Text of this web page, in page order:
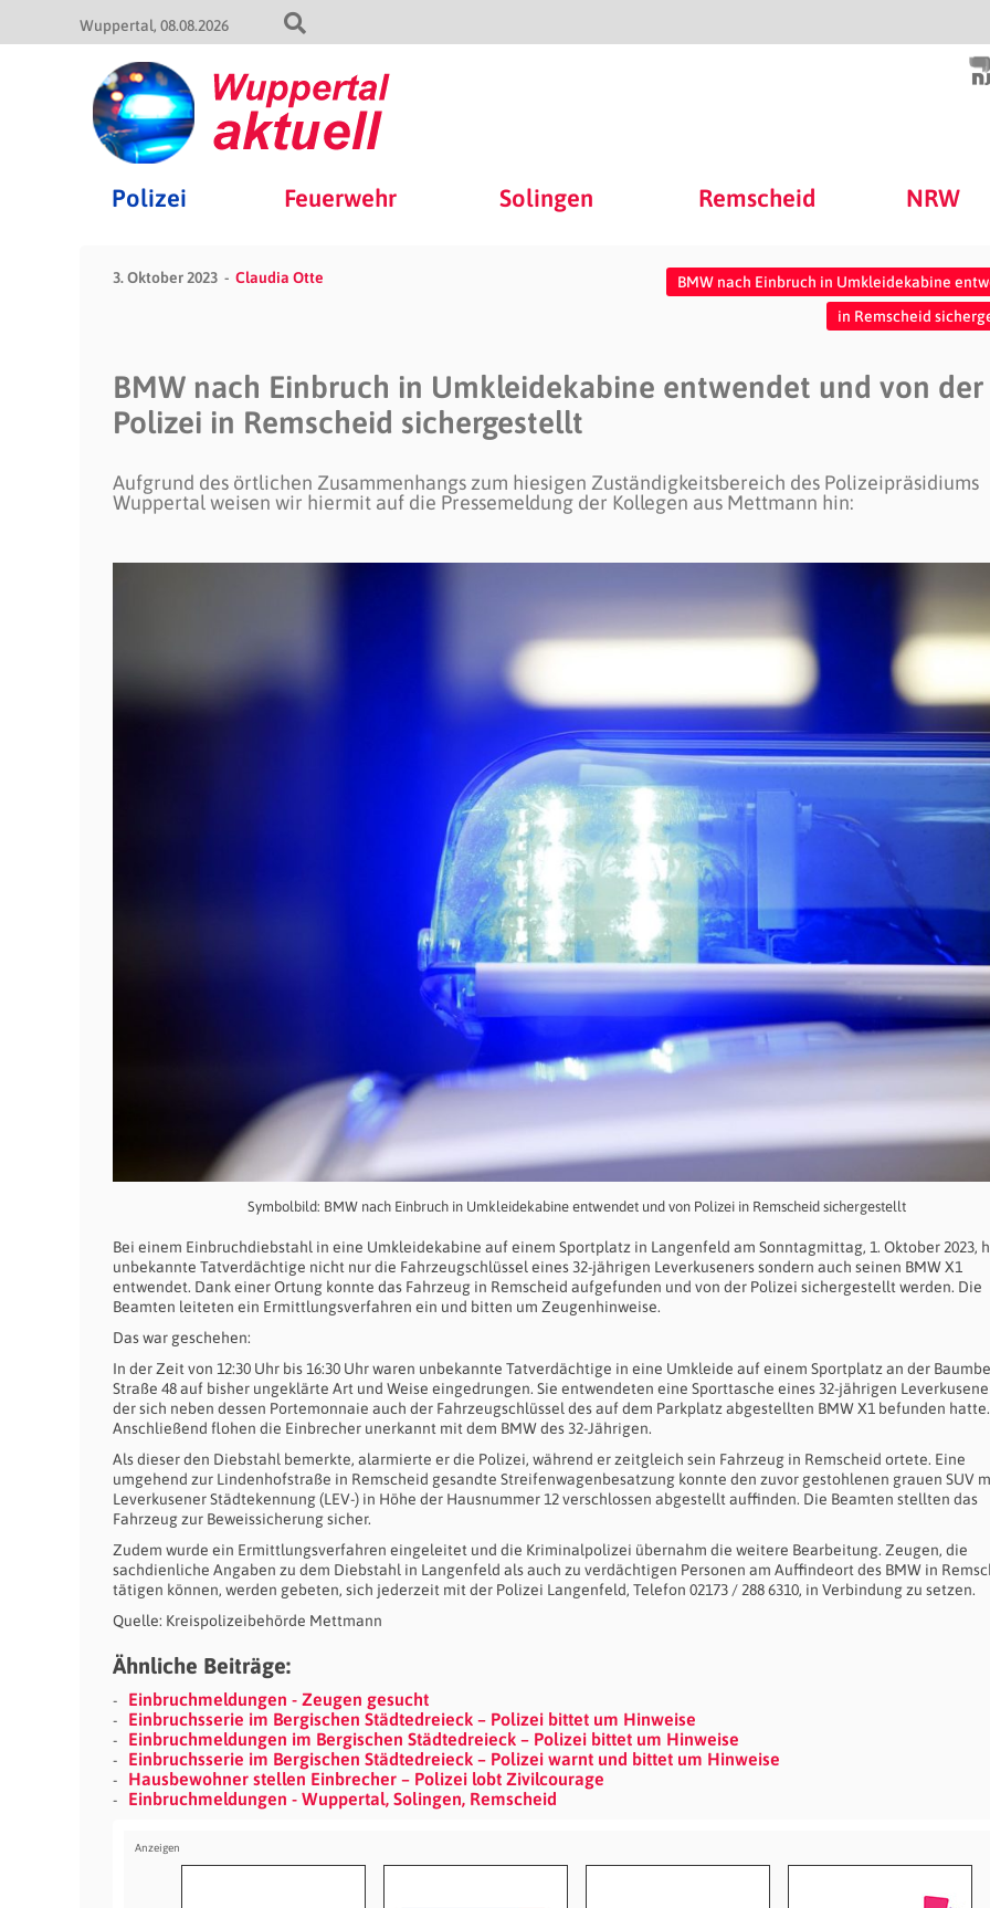
Wuppertal 08.08.2026
Polizei Feuerwehr Solingen Remscheid NRW
3. Oktober 2023 Claudia Otte
BMW nach Einbruch in Umkleidekabine
in Remscheid
BMW nach Einbruch in Umkleidekabine entwendet und von der
Polizei in Remscheid sichergestellt
Aufgrund des örtlichen Zusammenhangs zum hiesigen Zuständigkeitsbereich des Polizeipräsidiums
Wuppertal weisen wir hiermit auf die Pressemeldung der Kollegen aus Mettmann hin:
Symbolbild: BMW nach Einbruch in Umkleidekabine entwendet und von Polizei in Remscheid sichergestellt
Bei einem Einbruchdiebstahl in eine Umkleidekabine auf einem Sportplatz in Langenfeld am Sonntagmittag, 1. Oktober 2023,
unbekannte Tatverdächtige nicht nur die Fahrzeugschlüssel eines 32-jährigen Leverkuseners sondern auch seinen BMW X1
entwendet. Dank einer Ortung konnte das Fahrzeug in Remscheid aufgefunden und von der Polizei sichergestellt werden. Die
Beamten leiteten ein Ermittlungsverfahren ein und bitten um Zeugenhinweise.
Das war geschehen:
In der Zeit von 12:30 Uhr bis 16:30 Uhr waren unbekannte Tatverdächtige in eine Umkleide auf einem Sportplatz an der
Straße 48 auf bisher ungeklärte Art und Weise eingedrungen. Sie entwendeten eine Sporttasche eines 32-jährigen
der sich neben dessen Portemonnaie auch der Fahrzeugschlüssel des auf dem Parkplatz abgestellten BMW X1 befunden hatte.
Anschließend flohen die Einbrecher unerkannt mit dem BMW des 32-Jährigen.
Als dieser den Diebstahl bemerkte, alarmierte er die Polizei, während er zeitgleich sein Fahrzeug in Remscheid ortete. Eine
umgehend zur Lindenhofstraße in Remscheid gesandte Streifenwagenbesatzung konnte den zuvor gestohlenen grauen SUV
Leverkusener Städtekennung (LEV-) in Höhe der Hausnummer 12 verschlossen abgestellt auffinden. Die Beamten stellten das
Fahrzeug zur Beweissicherung sicher.
Zudem wurde ein Ermittlungsverfahren eingeleitet und die Kriminalpolizei übernahm die weitere Bearbeitung. Zeugen, die
sachdienliche Angaben zu dem Diebstahl in Langenfeld als auch zu verdächtigen Personen am Auffindeort des BMW in
tätigen können, werden gebeten, sich jederzeit mit der Polizei Langenfeld, Telefon 02173 / 288 6310, in Verbindung zu setzen.
Quelle: Kreispolizeibehörde Mettmann
Ähnliche Beiträge:
Einbruchmeldungen - Zeugen gesucht
Einbruchsserie im Bergischen Städtedreieck – Polizei bittet um Hinweise
Einbruchmeldungen im Bergischen Städtedreieck – Polizei bittet um Hinweise
Einbruchsserie im Bergischen Städtedreieck – Polizei warnt und bittet um Hinweise
Hausbewohner stellen Einbrecher – Polizei lobt Zivilcourage
Einbruchmeldungen - Wuppertal, Solingen, Remscheid